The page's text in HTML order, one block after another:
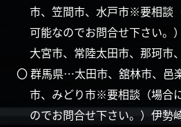
市、笠間市、水戸市※要相談
可能なのでお問合せ下さい。
大宮市、常陸太田市、那珂市
〇 群馬県…太田市、舘林市、邑
市、みどり市※要相談（場合
のでお問合せ下さい。）伊勢